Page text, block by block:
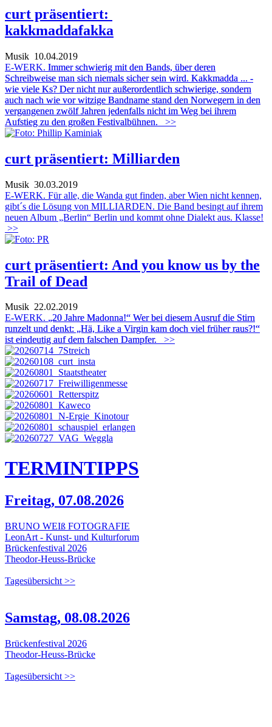
curt präsentiert:
kakkmaddafakka
Musik 10.04.2019
E-WERK. Immer schwierig mit den Bands, über deren
Schreibweise man sich niemals sicher sein wird. Kakkmadda ... -
wie viele Ks? Der nicht nur außerordentlich schwierige, sondern
auch nach wie vor witzige Bandname stand den Norwegern in den
vergangenen zwölf Jahren jedenfalls nicht im Weg bei ihrem
Aufstieg zu den großen Festivalbühnen.
>>
curt präsentiert: Milliarden
Musik 30.03.2019
E-WERK. Für alle, die Wanda gut finden, aber Wien nicht kennen,
gibt´s die Lösung von MILLIARDEN. Die Band besingt auf ihrem
neuen Album „Berlin“ Berlin und kommt ohne Dialekt aus. Klasse!
>>
curt präsentiert: And you know us by the
Trail of Dead
Musik 22.02.2019
E-WERK. „20 Jahre Madonna!“ Wer bei diesem Ausruf die Stirn
runzelt und denkt: „Hä, Like a Virgin kam doch viel früher raus?!“
ist eindeutig auf dem falschen Dampfer.
>>
TERMINTIPPS
Freitag, 07.08.2026
BRUNO WEIß FOTOGRAFIE
LeonArt - Kunst- und Kulturforum
Brückenfestival 2026
Theodor-Heuss-Brücke
Tagesübersicht >>
Samstag, 08.08.2026
Brückenfestival 2026
Theodor-Heuss-Brücke
Tagesübersicht >>